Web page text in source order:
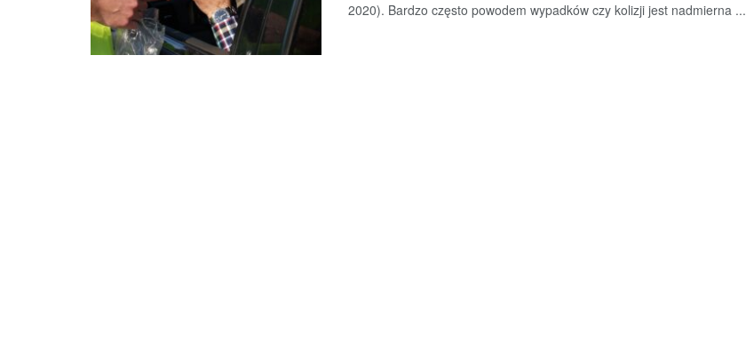
2020). Bardzo często powodem wypadków czy kolizji jest nadmierna ...